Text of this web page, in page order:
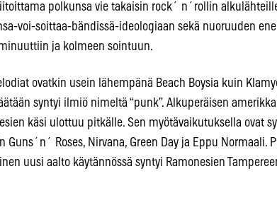
polkunsa vie takaisin rock´ n´rollin
voi-soittaa-bändissä-ideologiaan sekä nuoruuden
ja kolmeen sointuun.
ovatkin usein lähempänä Beach Boysia kuin
syntyi ilmiö nimeltä “punk”. Alkuperäisen
käsi ulottuu pitkälle. Sen myötävaikutuksella ovat
Guns´n´ Roses, Nirvana, Green Day ja Eppu Normaali.
uusi aalto käytännössä syntyi Ramonesien